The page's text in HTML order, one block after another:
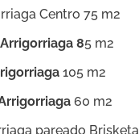
Centro 75 m2
85 m2
105 m2
60 m2
pareado